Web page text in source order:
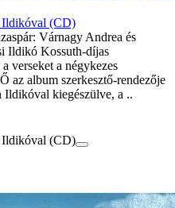
Ildikóval (CD)
Várnagy Andrea és
Ildikó Kossuth-díjas
verseket a négykezes
az album szerkesztő-rendezője
Ildikóval kiegészülve, a ..
Ildikóval (CD)